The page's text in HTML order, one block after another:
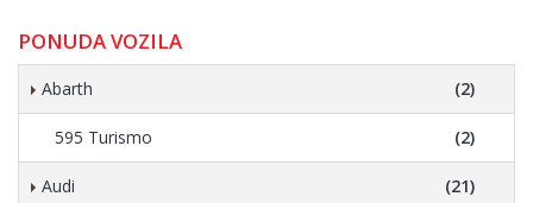
PONUDA VOZILA
Abarth (2)
595 Turismo (2)
Audi (21)